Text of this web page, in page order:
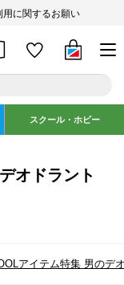
用に関するお願い
スクール・ホビー
オドラント
アイテム特集 男のデ